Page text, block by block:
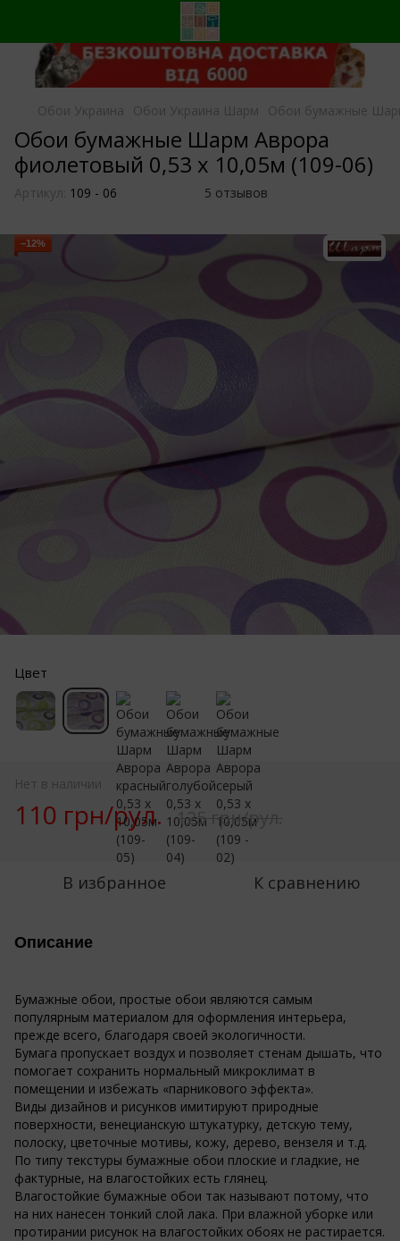
Обои Украина Обои Украина Шарм Обои бумажные
Обои бумажные Шарм Аврора
фиолетовый 0,53 х 10,05м (109-06)
Артикул: 109 - 06 5 отзывов
−12%
Цвет
Нет в наличии
110 грн/рул. 125 грн/рул.
В избранное К сравнению
Описание
Бумажные обои, простые обои являются самым
популярным материалом для оформления интерьера,
прежде всего, благодаря своей экологичности.
Бумага пропускает воздух и позволяет стенам дышать, что
помогает сохранить нормальный микроклимат в
помещении и избежать «парникового эффекта».
Виды дизайнов и рисунков имитируют природные
поверхности, венецианскую штукатурку, детскую тему,
полоску, цветочные мотивы, кожу, дерево, вензеля и т.д.
По типу текстуры бумажные обои плоские и гладкие, не
фактурные, на влагостойких есть глянец.
Влагостойкие бумажные обои так называют потому, что
на них нанесен тонкий слой лака. При влажной уборке или
протирании рисунок на влагостойких обоях не растирается.